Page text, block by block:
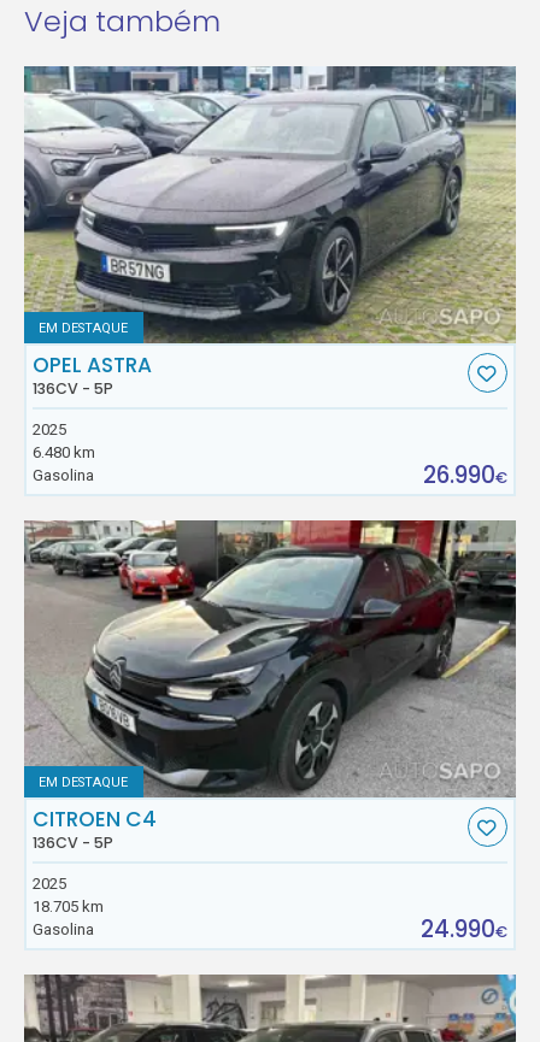
Veja também
EM DESTAQUE
OPEL ASTRA
136CV - 5P
2025
6.480 km
Gasolina
26.990€
EM DESTAQUE
CITROEN C4
136CV - 5P
2025
18.705 km
Gasolina
24.990€